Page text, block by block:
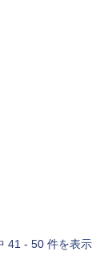
41 - 50 件を表示